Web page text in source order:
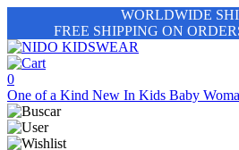
WORLDWIDE
FREE SHIPPING ON
0
One of a Kind New In Kids Baby